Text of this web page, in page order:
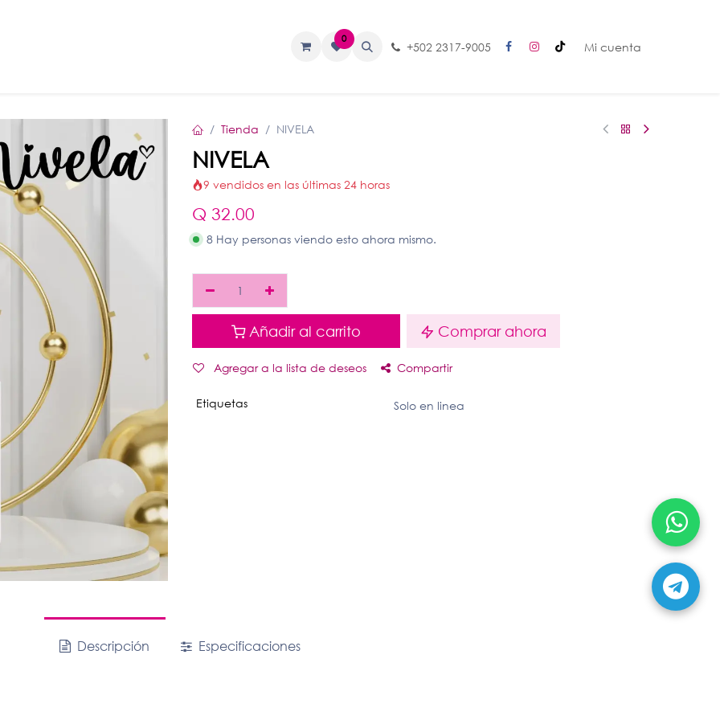
0
+502 2317-9005 Mi cuenta
Tienda NIVELA
NIVELA
9 vendidos en las últimas 24 horas
Q 32.00
8 Hay personas viendo esto ahora mismo.
Añadir al carrito Comprar ahora
Agregar a la lista de deseos Compartir
Etiquetas Solo en linea
Descripción Especificaciones